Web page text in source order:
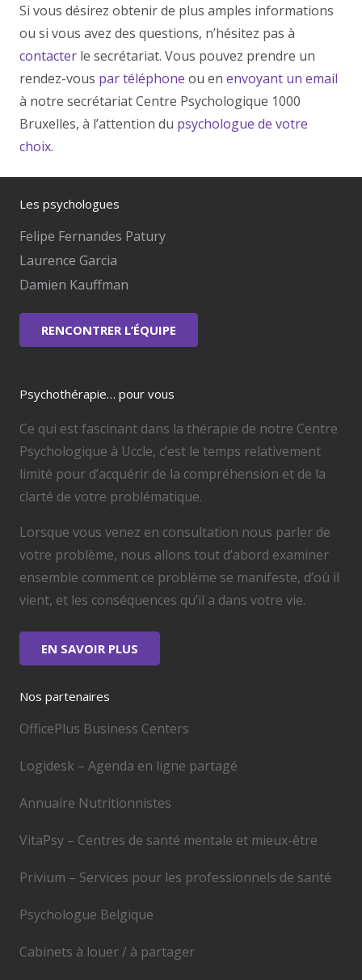
Si vous désirez obtenir de plus amples informations
ou si vous avez des questions, n’hésitez pas à
contacter le secrétariat. Vous pouvez prendre un
rendez-vous par téléphone ou en envoyant un email
à notre secrétariat Centre Psychologique 1000
Bruxelles, à l’attention du psychologue de votre
choix.
Les psychologues
Felipe Fernandes Patury
Laurence Garcia
Damien Kauffman
RENCONTRER L’ÉQUIPE
Psychothérapie… pour vous
Ce qui est fascinant dans la thérapie de notre Centre
Psychologique à Uccle, c’est le temps relativement
limité pour d’acquérir de la compréhension et de la
clarté de votre problématique.
Lorsque vous venez en consultation nous parler de
votre problème, nous allons tout d’abord examiner
ensemble comment ce problème se manifeste, d’où il
vient, et les conséquences qu’il a dans votre vie.
EN SAVOIR PLUS
Nos partenaires
OfficePlus Business Centers
Logidesk – Agenda en ligne partagé
Annuaire Nutritionnistes
VitaPsy – Centres de santé mentale et mieux-être
Privium – Services pour les professionnels de santé
Psychologue Belgique
Cabinets à louer / à partager